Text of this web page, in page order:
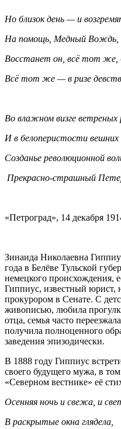
Но близок день — и
На помощь, Медный Вождь,
Восстанет он, всё тот же,
Всё тот же — в ризе
Во влажном визге ветреных
И в белоперистости вешних
Созданье революционной
Прекрасно-страшный
«Петроград», 14 декабря
Зинаида Николаевна
года в Белёве Тульской
немецкого происхождения,
Гиппиус, известный юрист,
прокурором в Сенате. С
живописью, любила
отца, семья часто
получила полноценного
заведения эпизодически.
В 1888 году Гиппиус
своего будущего мужа, в
«Северном вестнике» её
Осенняя ночь и свежа, и
В раскрытые окна глядела,